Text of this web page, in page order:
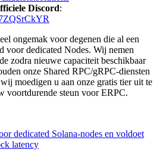
Discord:
ongemak voor degenen die al een
voor dedicated Nodes. Wij nemen
zodra nieuwe capaciteit beschikbaar
onze Shared RPC/gRPC-diensten
moedigen u aan onze gratis tier uit te
voortdurende steun voor ERPC.
dedicated Solana-nodes en voldoet
latency